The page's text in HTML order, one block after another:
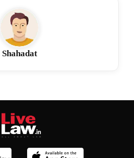
Shahadat